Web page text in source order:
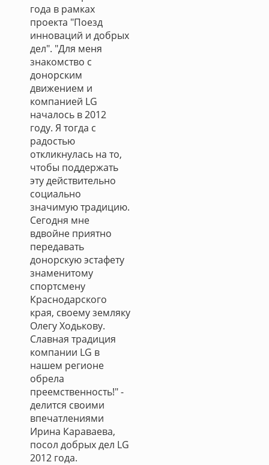
года в рамках
проекта "Поезд
инноваций и добрых
дел". "Для меня
знакомство с
донорским
движением и
компанией LG
началось в 2012
году. Я тогда с
радостью
откликнулась на то,
чтобы поддержать
эту действительно
социально
значимую традицию.
Сегодня мне
вдвойне приятно
передавать
донорскую эстафету
знаменитому
спортсмену
Краснодарского
края, своему земляку
Олегу Ходькову.
Славная традиция
компании LG в
нашем регионе
обрела
преемственность!" -
делится своими
впечатлениями
Ирина Караваева,
посол добрых дел LG
2012 года.